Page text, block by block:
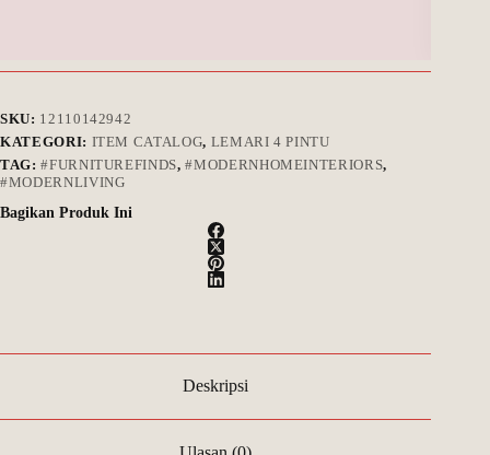
SKU: 12110142942
KATEGORI: ITEM CATALOG, LEMARI 4 PINTU
TAG:#FURNITUREFINDS,#MODERNHOMEINTERIORS,
#MODERNLIVING
Bagikan Produk Ini
Deskripsi